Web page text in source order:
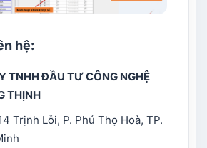
hệ:
TNHH ĐẦU TƯ CÔNG NGHỆ
THỊNH
Trịnh Lỗi, P. Phú Thọ Hoà, TP.